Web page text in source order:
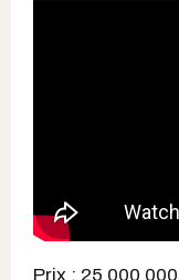
Prix : 25 000